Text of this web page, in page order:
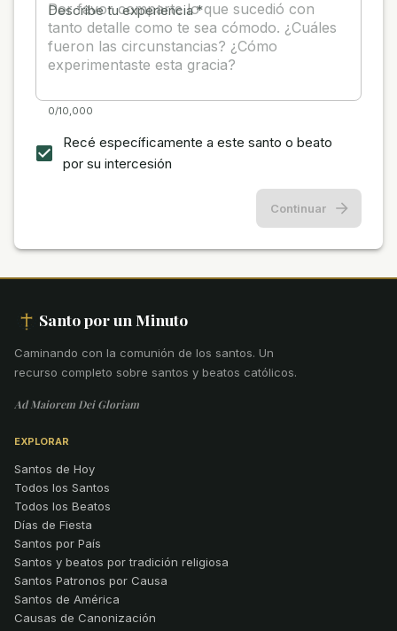
Describe tu experiencia*
0/10,000
Recé específicamente a este santo o beato
por su intercesión
Continuar
Santo por un Minuto
Caminando con la comunión de los santos. Un
recurso completo sobre santos y beatos católicos.
Ad Maiorem Dei Gloriam
EXPLORAR
Santos de Hoy
Todos los Santos
Todos los Beatos
Días de Fiesta
Santos por País
Santos y beatos por tradición religiosa
Santos Patronos por Causa
Santos de América
Causas de Canonización